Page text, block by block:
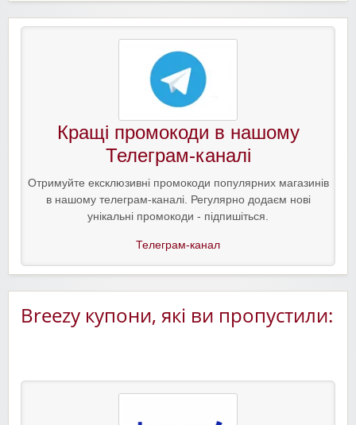
Кращі промокоди в нашому
Телеграм-каналі
Отримуйте ексклюзивні промокоди популярних магазинів
в нашому телеграм-каналі. Регулярно додаєм нові
унікальні промокоди - підпишіться.
Телеграм-канал
Breezy купони, які ви пропустили: